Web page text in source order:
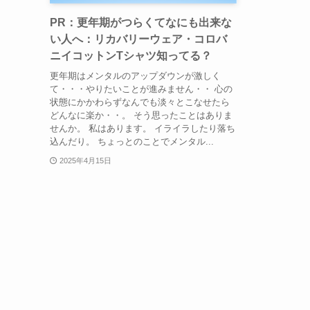
PR：更年期がつらくてなにも出来な
い人へ：リカバリーウェア・コロバ
ニイコットンTシャツ知ってる？
更年期はメンタルのアップダウンが激しく
て・・・やりたいことが進みません・・ 心の
状態にかかわらずなんでも淡々とこなせたら
どんなに楽か・・。 そう思ったことはありま
せんか。 私はあります。 イライラしたり落ち
込んだり。 ちょっとのことでメンタル...
2025年4月15日